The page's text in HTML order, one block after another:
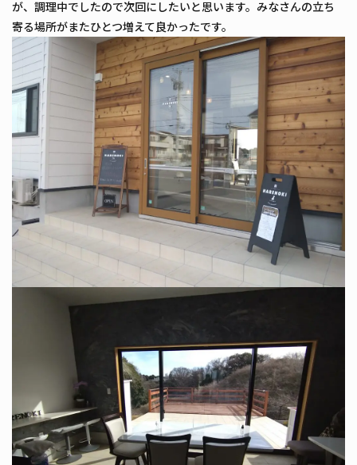
が、調理中でしたので次回にしたいと思います。みなさんの立ち
寄る場所がまたひとつ増えて良かったです。